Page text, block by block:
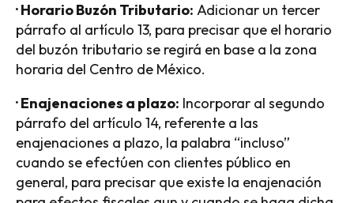
· Horario Buzón Tributario: Adicionar un tercer
párrafo al artículo 13, para precisar que el horario
del buzón tributario se regirá en base a la zona
horaria del Centro de México.
· Enajenaciones a plazo: Incorporar al segundo
párrafo del artículo 14, referente a las
enajenaciones a plazo, la palabra “incluso”
cuando se efectúen con clientes público en
general, para precisar que existe la enajenación